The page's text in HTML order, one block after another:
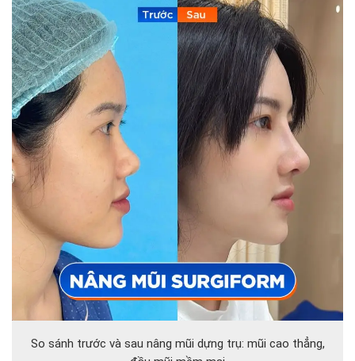
So sánh trước và sau nâng mũi dựng trụ: mũi cao thẳng,